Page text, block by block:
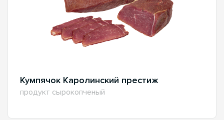
Кумпячок Каролинский престиж
продукт сырокопченый